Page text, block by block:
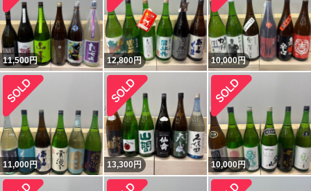
11,500円 12,800円 10,000円
11,000円 13,300円 10,000円